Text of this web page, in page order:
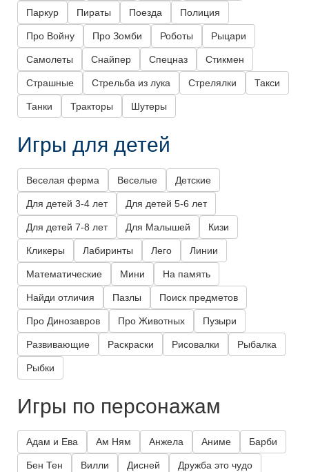
Паркур Пираты Поезда Полиция
Про Войну Про Зомби Роботы Рыцари
Самолеты Снайпер Спецназ Стикмен
Страшные Стрельба из лука Стрелялки Такси
Танки Тракторы Шутеры
Игры для детей
Веселая ферма Веселые Детские
Для детей 3-4 лет Для детей 5-6 лет
Для детей 7-8 лет Для Малышей Кизи
Кликеры Лабиринты Лего Линии
Математические Мини На память
Найди отличия Пазлы Поиск предметов
Про Динозавров Про Животных Пузыри
Развивающие Раскраски Рисовалки Рыбалка
Рыбки
Игры по персонажам
Адам и Ева Ам Ням Анжела Аниме Барби
Бен Тен Вилли Дисней Дружба это чудо